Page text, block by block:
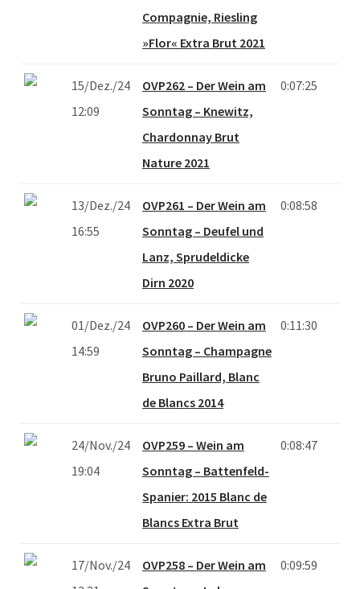
Compagnie, Riesling
»Flor« Extra Brut 2021
15/Dez./24
12:09
OVP262 – Der Wein am
Sonntag – Knewitz,
Chardonnay Brut
Nature 2021
0:07:25
13/Dez./24
16:55
OVP261 – Der Wein am
Sonntag – Deufel und
Lanz, Sprudeldicke
Dirn 2020
0:08:58
01/Dez./24
14:59
OVP260 – Der Wein am
Sonntag – Champagne
Bruno Paillard, Blanc
de Blancs 2014
0:11:30
24/Nov./24
19:04
OVP259 – Wein am
Sonntag – Battenfeld-
Spanier: 2015 Blanc de
Blancs Extra Brut
0:08:47
17/Nov./24
OVP258 – Der Wein am
0:09:59